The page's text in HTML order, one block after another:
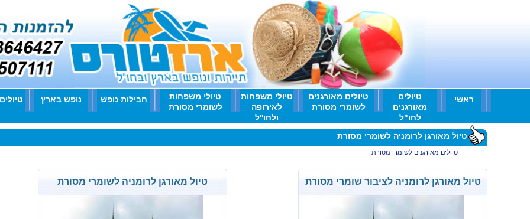
ראשי
טיולים
מאורגנים
לחו"ל
טיולים מאורגנים
לשומרי מסורת
טיולי משפחות
לאירופה
ולחו''ל
טיולי משפחות
לשומרי מסורת
חבילות נופש נופש בארץ
טיול מאורגן לרומניה לשומרי מסורת
טיולים מאורגנים לשומרי מסורת
טיול מאורגן לרומניה לציבור שומרי מסורת טיול מאורגן לרומניה לשומרי מסורת